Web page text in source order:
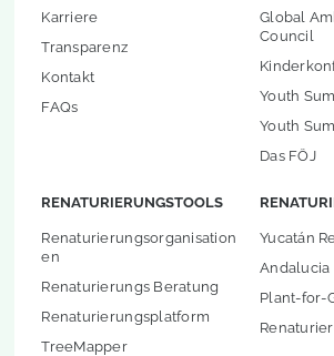
Karriere
Transparenz
Kontakt
FAQs
Global
Council
Youth
Youth
Das FÖJ
RENATURIERUNGSTOOLS
Renaturierungsorganisation
en
Renaturierungs Beratung
Renaturierungsplatform
TreeMapper
Yucatán
Andalucia
Plant-for-